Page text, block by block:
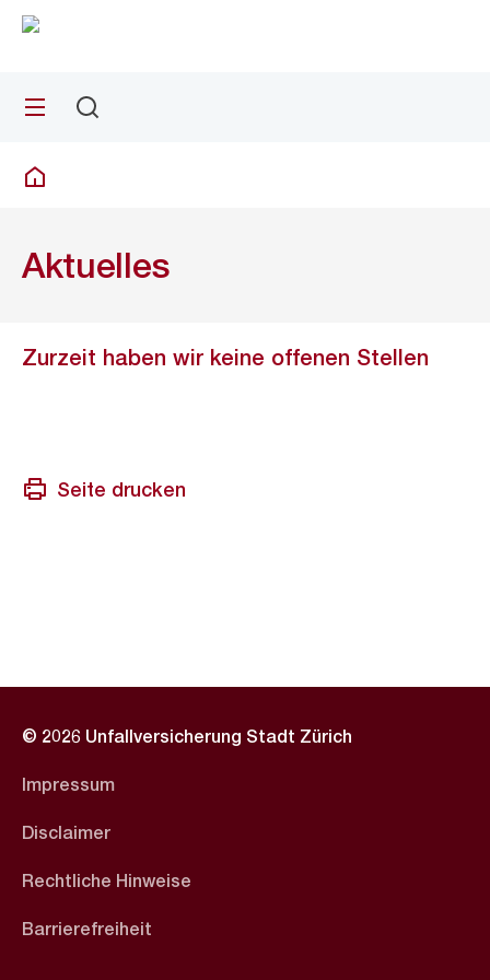
Navigation
Sprunglink
Menü
Deutsch
Aktuelles
Zurzeit haben wir keine offenen Stellen
Seite drucken
© 2026 Unfallversicherung Stadt Zürich
Impressum
Disclaimer
Rechtliche Hinweise
Barrierefreiheit